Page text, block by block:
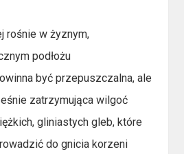
rośnie w żyznym,
podłożu
być przepuszczalna, ale
zatrzymująca wilgoć
gliniastych gleb, które
do gnicia korzeni